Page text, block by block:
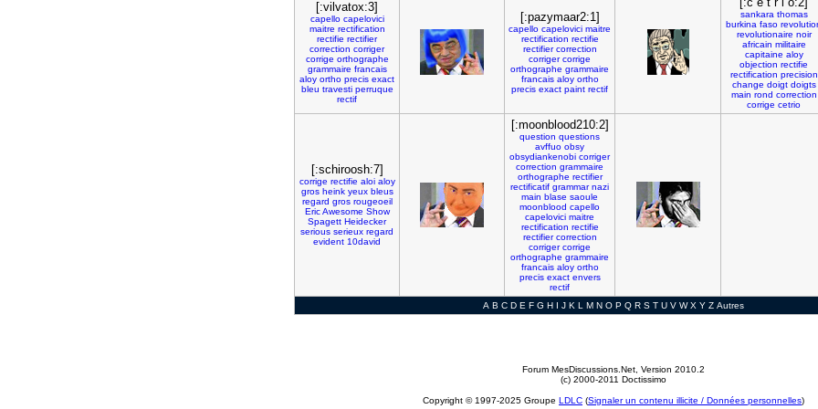
[:vilvatox:3]
capello capelovici
maitre rectification
rectifie rectifier
correction corriger
corrige orthographe
grammaire francais
aloy ortho precis exact
bleu travesti perruque
rectif
[:pazymaar2:1]
capello capelovici maitre
rectification rectifie
rectifier correction
corriger corrige
orthographe grammaire
francais aloy ortho
precis exact paint rectif
sankara thomas
burkina faso
revolutionaire noir
africain militaire
capitaine aloy
objection rectifie
rectification precision
change doigt doigts
main rond correction
corrige cetrio
[:schiroosh:7]
corrige rectifie aloi aloy
gros heink yeux bleus
regard gros rougeoeil
Eric Awesome Show
Spagett Heidecker
serious serieux regard
evident 10david
[:moonblood210:2]
question questions
avffuo obsy
obsydiankenobi corriger
correction grammaire
orthographe rectifier
rectificatif grammar nazi
main blase saoule
moonblood capello
capelovici maitre
rectification rectifie
rectifier correction
corriger corrige
orthographe grammaire
francais aloy ortho
precis exact envers
rectif
A B C D E F G H I J K L M N O P Q R S T U V W X Y Z Autres
Forum MesDiscussions.Net , Version 2010.2
(c) 2000-2011 Doctissimo
Copyright © 1997-2025 Groupe LDLC (Signaler un contenu illicite / Données personnelles)